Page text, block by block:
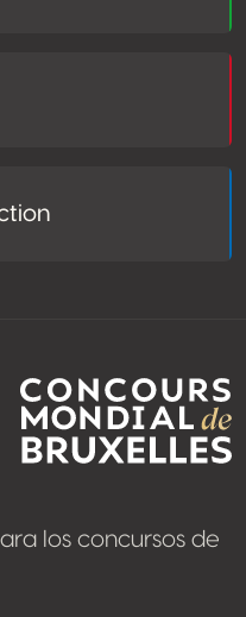
los concursos de